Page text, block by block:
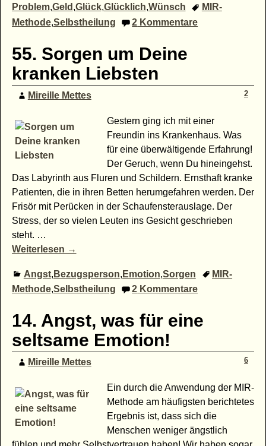
Problem,Geld ,Glück,Glücklich,Wünsch
MIR-
Methode,Selbstheilung 2 Kommentare
55. Sorgen um Deine
kranken Liebsten
Mireille Mettes 2
Gestern ging ich mit einer
Freundin ins Krankenhaus. Was
für eine überwältigende Erfahrung!
Der Geruch, wenn Du hineingehst.
Das Labyrinth aus Fluren und Schildern. Ernsthaft kranke
Patienten, die in ihren Betten herumgefahren werden. Der
Frisör mit Perücken in der Schaufensterauslage. Der
Stress, der so vielen Leuten ins Gesicht geschrieben
steht. …
Weiterlesen →
Angst, Bezugsperson, Emotion,Sorgen
MIR-
Methode,Selbstheilung 2 Kommentare
14. Angst, was für eine
seltsame Emotion!
Mireille Mettes 6
Ein durch die Anwendung der MIR-
Methode am häufigsten berichtetes
Ergebnis ist, dass sich die
Menschen weniger ängstlich